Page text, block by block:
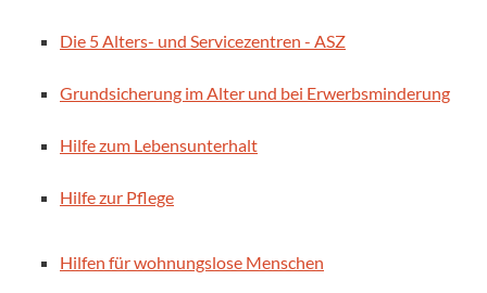
Die 5 Alters- und Servicezentren - ASZ
Grundsicherung im Alter und bei Erwerbsminderung
Hilfe zum Lebensunterhalt
Hilfe zur Pflege
Hilfen für wohnungslose Menschen